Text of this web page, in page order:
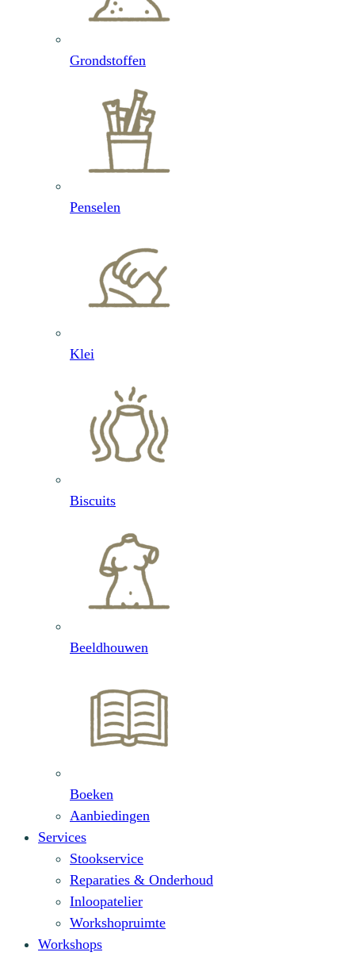
Grondstoffen
Penselen
Klei
Biscuits
Beeldhouwen
Boeken
Aanbiedingen
Services
Stookservice
Reparaties & Onderhoud
Inloopatelier
Workshopruimte
Workshops